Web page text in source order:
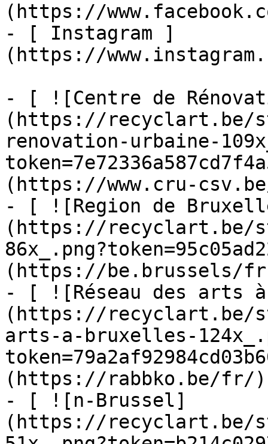
(https://
- [ Instagram ]
(https://
- [ ![Centre de
(https://recyclart.be/
renovation-urbaine-
(https://www.cru-
- [ ![Region de
(https://recyclart.be/
(https://be.brussels/
- [ ![Réseau des arts
(https://recyclart.be/
arts-a-bruxelles-
(https://rabbko.be/fr/)
- [ ![n-Brussel]
(https://recyclart.be/